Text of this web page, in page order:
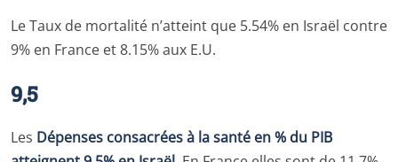
Le Taux de mortalité n’atteint que 5.54% en Israël contre
9% en France et 8.15% aux E.U.
9,5
Les Dépenses consacrées à la santé en % du PIB